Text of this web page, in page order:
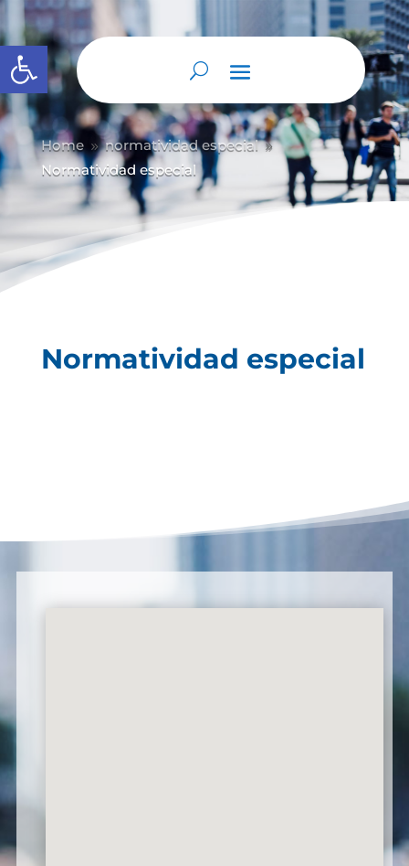
Abrir barra de herramientas
Home 9 normatividad especial 9
Normatividad especial
Normatividad especial